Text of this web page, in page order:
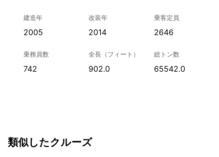
建造年
2005
改装年
2014
乗客定員
2646
乗務員数
742
全長（フィート）
902.0
総トン数
65542.0
類似したクルーズ